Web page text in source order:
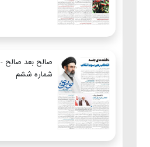
صالح بعد صالح -
شماره ششم